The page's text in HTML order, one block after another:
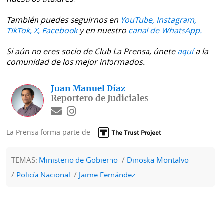
También puedes seguirnos en YouTube, Instagram,
TikTok, X, Facebooky en nuestro canal de WhatsApp.
Si aún no eres socio de Club La Prensa, úneteaquía la
comunidad de los mejor informados.
Juan Manuel Díaz
Reportero de Judiciales
La Prensa forma parte de
TEMAS: Ministerio de Gobierno
Dinoska Montalvo
Policía Nacional
Jaime Fernández